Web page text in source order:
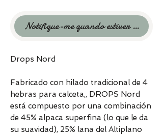
Notifique-me quando estiver disponível
Drops Nord
Fabricado con hilado tradicional de 4
hebras para calceta,, DROPS Nord
está compuesto por una combinación
de 45% alpaca superfina (lo que le da
su suavidad), 25% lana del Altiplano